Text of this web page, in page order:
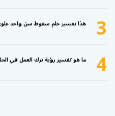
3
هذا تفسير حلم سقوط سن واحد
4 ما هو تفسير رؤية ترك العمل في